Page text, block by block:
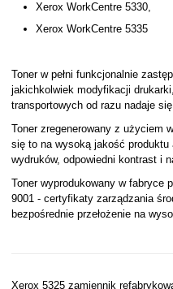
Xerox WorkCentre 5330,
Xerox WorkCentre 5335
Toner w pełni funkcjonalnie
jakichkolwiek modyfikacji
transportowych od razu nadaje
Toner zregenerowany z użyciem
się to na wysoką jakość
wydruków, odpowiedni kontrast i
Toner wyprodukowany w fabryce
9001 - certyfikaty zarządzania
bezpośrednie przełożenie na
Xerox 5325 zamiennik